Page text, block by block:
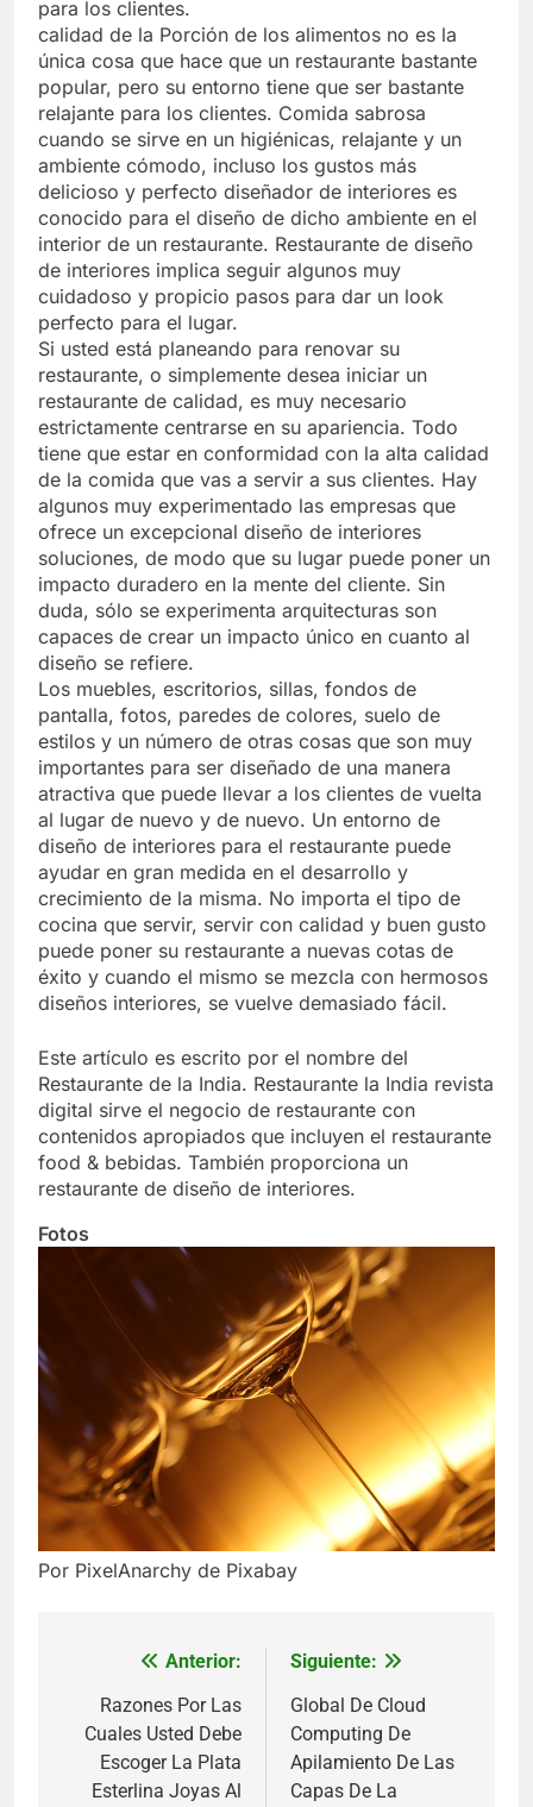
para los clientes.
calidad de la Porción de los alimentos no es la
única cosa que hace que un restaurante bastante
popular, pero su entorno tiene que ser bastante
relajante para los clientes. Comida sabrosa
cuando se sirve en un higiénicas, relajante y un
ambiente cómodo, incluso los gustos más
delicioso y perfecto diseñador de interiores es
conocido para el diseño de dicho ambiente en el
interior de un restaurante. Restaurante de diseño
de interiores implica seguir algunos muy
cuidadoso y propicio pasos para dar un look
perfecto para el lugar.
Si usted está planeando para renovar su
restaurante, o simplemente desea iniciar un
restaurante de calidad, es muy necesario
estrictamente centrarse en su apariencia. Todo
tiene que estar en conformidad con la alta calidad
de la comida que vas a servir a sus clientes. Hay
algunos muy experimentado las empresas que
ofrece un excepcional diseño de interiores
soluciones, de modo que su lugar puede poner un
impacto duradero en la mente del cliente. Sin
duda, sólo se experimenta arquitecturas son
capaces de crear un impacto único en cuanto al
diseño se refiere.
Los muebles, escritorios, sillas, fondos de
pantalla, fotos, paredes de colores, suelo de
estilos y un número de otras cosas que son muy
importantes para ser diseñado de una manera
atractiva que puede llevar a los clientes de vuelta
al lugar de nuevo y de nuevo. Un entorno de
diseño de interiores para el restaurante puede
ayudar en gran medida en el desarrollo y
crecimiento de la misma. No importa el tipo de
cocina que servir, servir con calidad y buen gusto
puede poner su restaurante a nuevas cotas de
éxito y cuando el mismo se mezcla con hermosos
diseños interiores, se vuelve demasiado fácil.
Este artículo es escrito por el nombre del
Restaurante de la India. Restaurante la India revista
digital sirve el negocio de restaurante con
contenidos apropiados que incluyen el restaurante
food & bebidas. También proporciona un
restaurante de diseño de interiores.
Fotos
Por PixelAnarchy de Pixabay
Navegación
entradas
Anterior:
Razones Por Las
Cuales Usted Debe
Escoger La Plata
Esterlina Joyas Al
Siguiente:
Global De Cloud
Computing De
Apilamiento De Las
Capas De La